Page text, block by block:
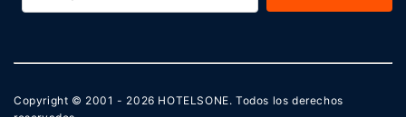
Copyright © 2001 - 2026 HOTELSONE. Todos los derechos